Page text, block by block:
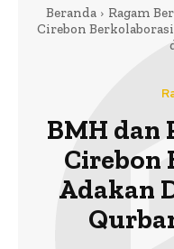
Beranda Ragam
Cirebon
BMH dan
Cirebon
Adakan